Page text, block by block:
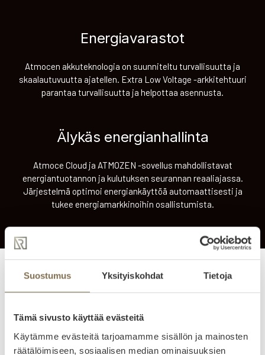
Suostumus Yksityiskohdat Tietoja
Tämä sivusto käyttää evästeitä
Käytämme evästeitä tarjoamamme sisällön ja mainosten
räätälöimiseen, sosiaalisen median ominaisuuksien
Energiavarastot
Atmocen akkuteknologia on suunniteltu turvallisuutta ja
skaalautuvuutta ajatellen. Extra Low Voltage -arkkitehtuuri
parantaa turvallisuutta ja helpottaa asennusta.
Älykäs energianhallinta
Atmoce Cloud ja ATMOZEN -sovellus mahdollistavat
energiantuotannon ja kulutuksen seurannan reaaliajassa.
Järjestelmä optimoi energiankäyttöä automaattisesti ja
tukee energiamarkkinoihin osallistumista.
Miksi Atmoce
Miksi yhä useampi
valitsee Atmocen